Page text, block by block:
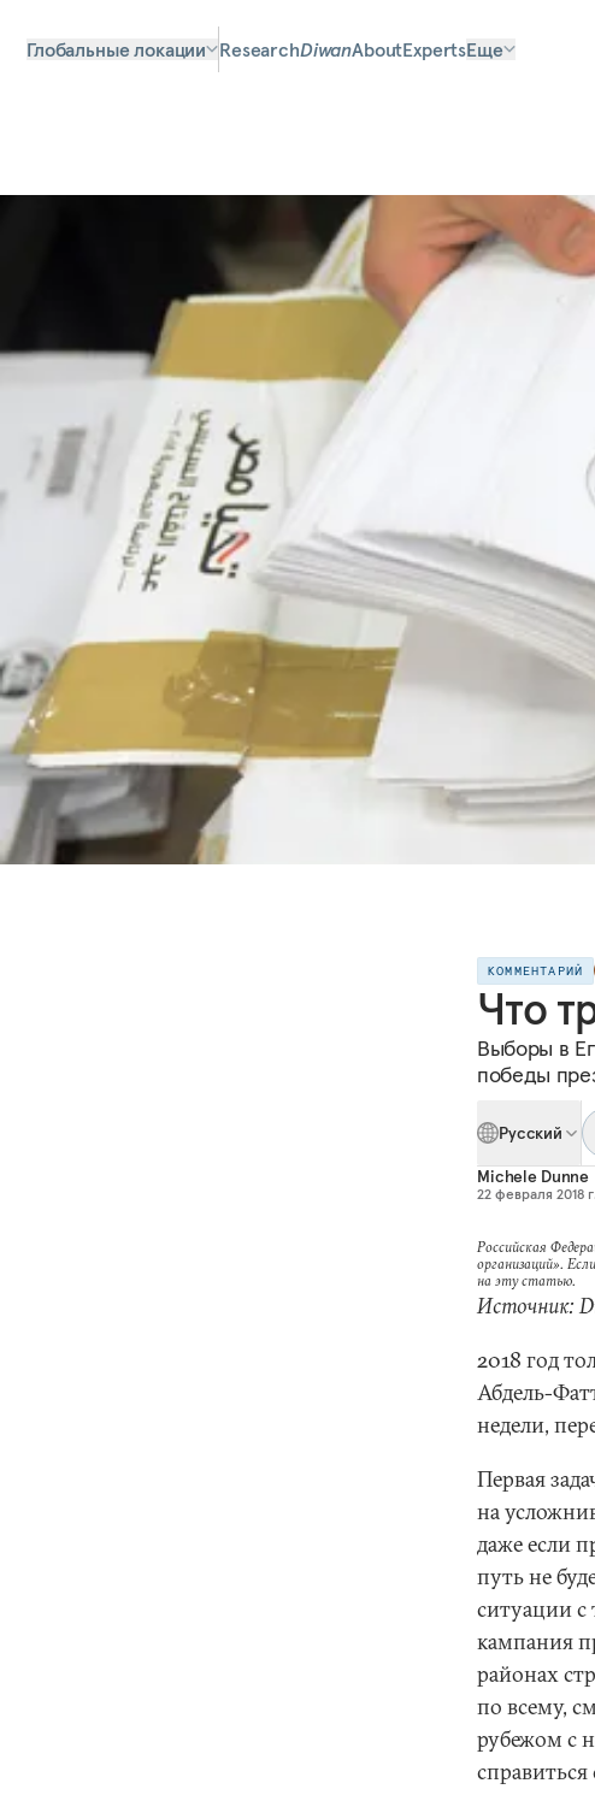
Глобальные локации ResearchDiwanAboutExpertsЕще
КОММЕНТАРИЙ
Что
Выборы в
победы
Русский
Michele Dunne
22 февраля 2018
Российская
организаций».
на эту статью.
Источник:
2018 год
Абдель-
недели,
Первая
на
даже если
путь не
ситуации
кампания
районах
по всему,
рубежом с